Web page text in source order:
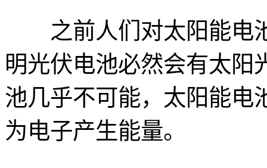
之前人们对太阳能电
明光伏电池必然会有太阳
池几乎不可能，太阳能电
为电子产生能量。